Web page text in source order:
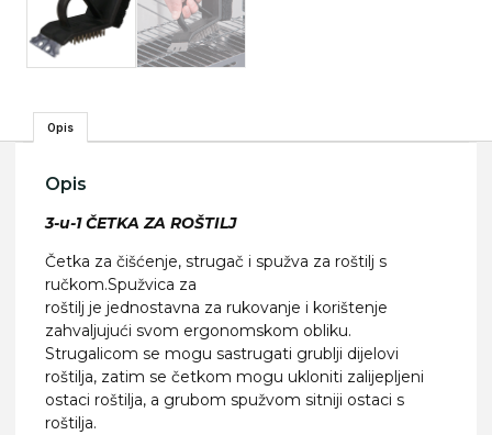
Opis
Opis
3-u-1 ČETKA ZA ROŠTILJ
Četka za čišćenje, strugač i spužva za roštilj s
ručkom.Spužvica za
roštilj je jednostavna za rukovanje i korištenje
zahvaljujući svom ergonomskom obliku.
Strugalicom se mogu sastrugati grublji dijelovi
roštilja, zatim se četkom mogu ukloniti zalijepljeni
ostaci roštilja, a grubom spužvom sitniji ostaci s
roštilja.